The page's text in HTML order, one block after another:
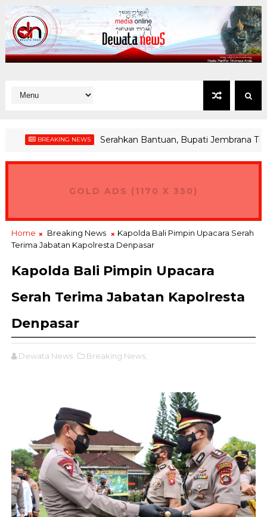
BREAKING NEWS Serahkan Bantuan, Bupati Jembrana Tinjau
GOLD ADS (1170 X 350)
Home Breaking News
Kapolda Bali Pimpin Upacara Serah
Terima Jabatan Kapolresta Denpasar
Kapolda Bali Pimpin Upacara
Serah Terima Jabatan Kapolresta
Denpasar
Dewata News Breaking News,